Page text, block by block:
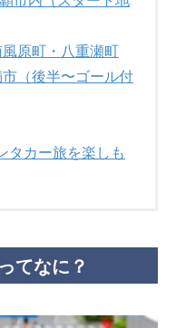
原町・八重瀬町
（後半〜ゴール付
タカー旅を楽しも
てなに？